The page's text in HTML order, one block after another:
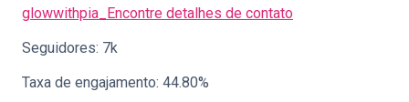
glowwithpia_ Encontre detalhes de contato
Seguidores: 7k
Taxa de engajamento: 44.80%